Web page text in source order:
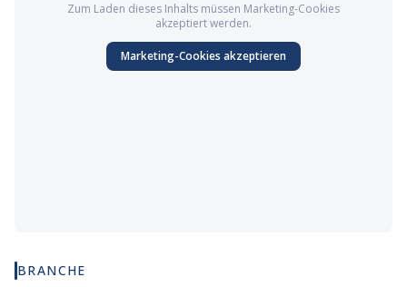
Zum Laden dieses Inhalts müssen Marketing-Cookies
akzeptiert werden.
Marketing-Cookies akzeptieren
BRANCHE